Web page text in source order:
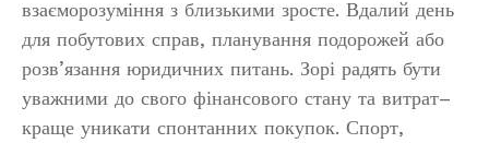
взаєморозуміння з близькими зросте. Вдалий день
для побутових справ, планування подорожей або
розв’язання юридичних питань. Зорі радять бути
уважними до свого фінансового стану та витрат–
краще уникати спонтанних покупок. Спорт,